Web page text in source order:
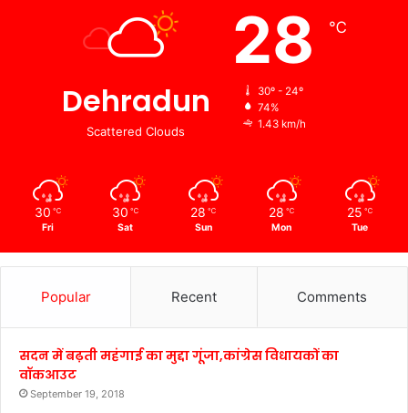
Dehradun
Scattered Clouds
28 ℃
30º - 24º
74%
1.43 km/h
30 ℃
Fri
30 ℃
Sat
28 ℃
Sun
28 ℃
Mon
25 ℃
Tue
Popular Recent Comments
सदन में बढ़ती महंगाई का मुद्दा गूंजा,कांग्रेस विधायकों का
वॉकआउट
September 19, 2018